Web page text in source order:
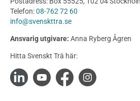
Produkter
Konstruktionsvirke
Konstruktionsvirke Behandlat
Konstruktionsvirke
Konstruktionsvirke
Limträ
Telefon:08-762 72 60
info@svenskttra.se
Ansvarig utgivare: Anna Ryberg Ågren
Hitta Svenskt Trä här: